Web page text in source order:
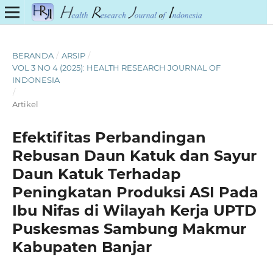
BERANDA / ARSIP /
VOL 3 NO 4 (2025): HEALTH RESEARCH JOURNAL OF
INDONESIA
/
Artikel
Efektifitas Perbandingan
Rebusan Daun Katuk dan Sayur
Daun Katuk Terhadap
Peningkatan Produksi ASI Pada
Ibu Nifas di Wilayah Kerja UPTD
Puskesmas Sambung Makmur
Kabupaten Banjar